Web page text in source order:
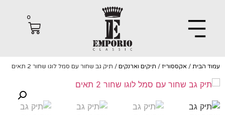
הבית/אקססוריז/תיקים וארנקים/ תיק גב שחור עם סמל לוגו שחור 2 תאים